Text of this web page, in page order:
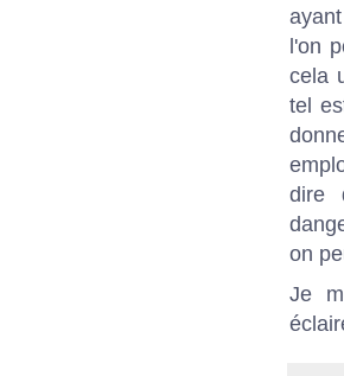
l'on
cela
tel
dire
on
Je